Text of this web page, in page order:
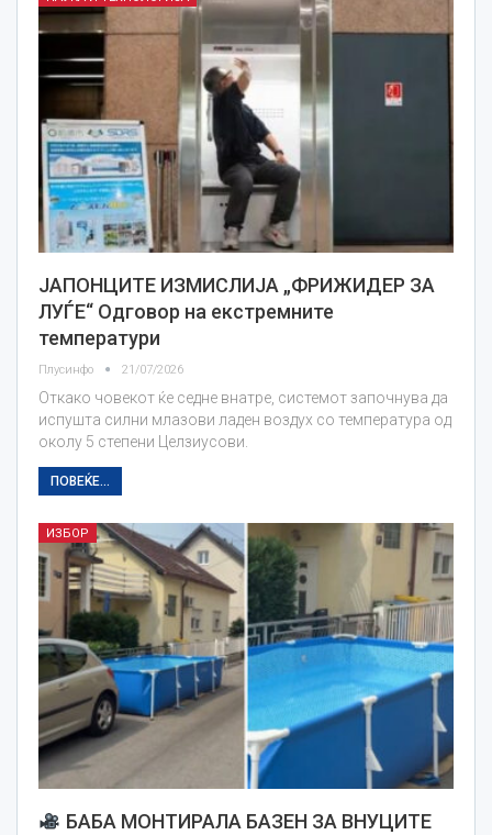
ЈАПОНЦИТЕ ИЗМИСЛИЈА „ФРИЖИДЕР ЗА
ЛУЃЕ“ Одговор на екстремните
температури
Плусинфо 21/07/2026
Откако човекот ќе седне внатре, системот започнува да
испушта силни млазови ладен воздух со температура од
околу 5 степени Целзиусови.
ПОВЕЌЕ...
ИЗБОР
БАБА МОНТИРАЛА БАЗЕН ЗА ВНУЦИТЕ